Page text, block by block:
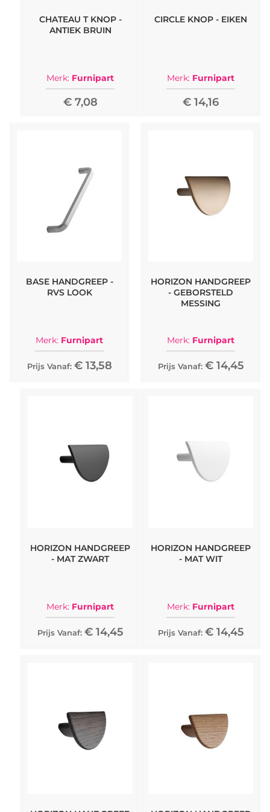
scala aan stijlen die passen bij verschillende
interieurs. De collectie omvat zowel korte als lange
tot grote keukenkasten en garderobekasten.
Hier vind je een zorgvuldig geselecteerd
op en wij helpen je graag verder.
CHATEAU T KNOP -
ANTIEK BRUIN
Merk: Furnipart
€ 7,08
CIRCLE KNOP - EIKEN
Merk: Furnipart
€ 14,16
BASE HANDGREEP -
RVS LOOK
Merk: Furnipart
Prijs Vanaf: € 13,58
HORIZON HANDGREEP
- GEBORSTELD
MESSING
Merk: Furnipart
Prijs Vanaf: € 14,45
HORIZON HANDGREEP
- MAT ZWART
Merk: Furnipart
Prijs Vanaf: € 14,45
HORIZON HANDGREEP
- MAT WIT
Merk: Furnipart
Prijs Vanaf: € 14,45